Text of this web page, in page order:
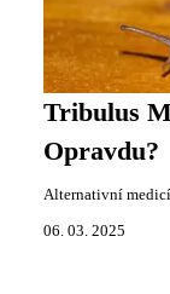
Tribulus
Opravdu?
Alternativní
06. 03. 2025